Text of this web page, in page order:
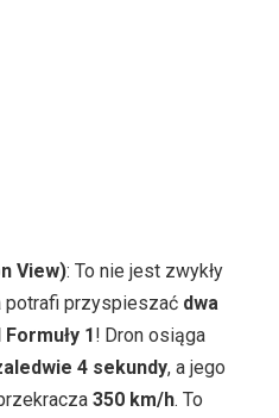
View): To nie jest zwykły
potrafi przyspieszać dwa
1! Dron osiąga
4 sekundy, a jego
350 km/h. To